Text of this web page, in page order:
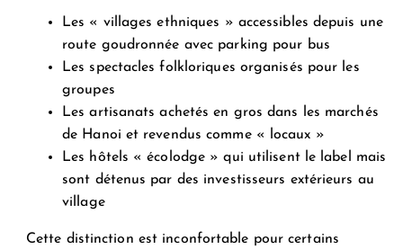
Les « villages ethniques » accessibles depuis une
route goudronnée avec parking pour bus
Les spectacles folkloriques organisés pour les
groupes
Les artisanats achetés en gros dans les marchés
de Hanoi et revendus comme « locaux »
Les hôtels « écolodge » qui utilisent le label mais
sont détenus par des investisseurs extérieurs au
village
Cette distinction est inconfortable pour certains